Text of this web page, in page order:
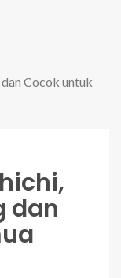
dan Cocok untuk
dan